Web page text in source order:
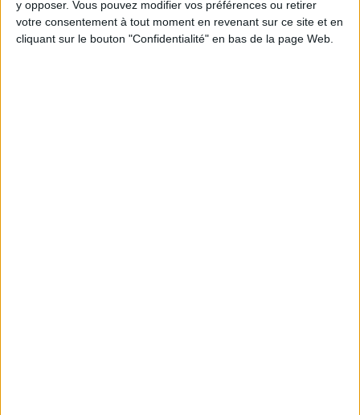
y opposer. Vous pouvez modifier vos préférences ou retirer
votre consentement à tout moment en revenant sur ce site et en
cliquant sur le bouton "Confidentialité" en bas de la page Web.